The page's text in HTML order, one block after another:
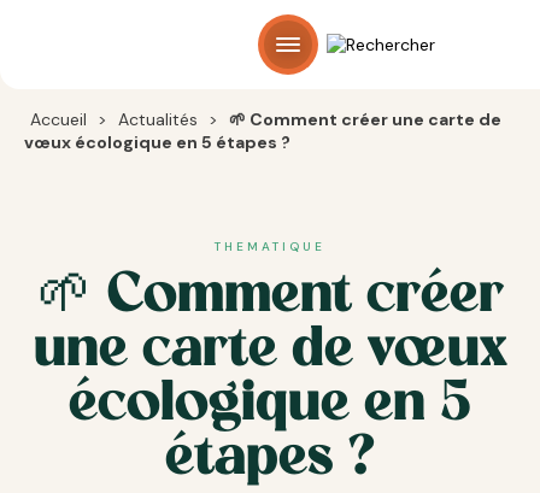
Accueil > Actualités >
🌱 Comment créer une carte de
vœux écologique en 5 étapes ?
THEMATIQUE
🌱 Comment créer
une carte de vœux
écologique en 5
étapes ?